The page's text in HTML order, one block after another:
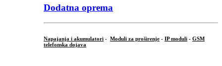
Dodatna oprema
Napajanja i akumulatori - Moduli za proširenje - IP moduli - GSM
telefonska dojava